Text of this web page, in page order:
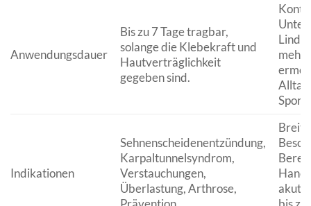
Anwendungsdauer
Bis zu 7 Tage tragbar,
solange die Klebekraft und
Hautverträglichkeit
gegeben sind.
Sport.
Indikationen
Sehnenscheidenentzündung,
Karpaltunnelsyndrom,
Verstauchungen,
Überlastung, Arthrose,